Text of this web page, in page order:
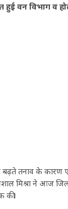
हुई वन विभाग व
तनाव के कारण
मिश्रा ने आज
की।